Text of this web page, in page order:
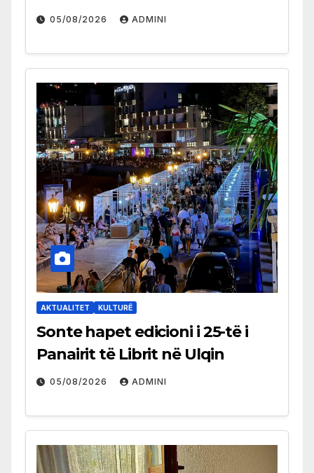
05/08/2026 ADMINI
AKTUALITET KULTURË
Sonte hapet edicioni i 25-të i
Panairit të Librit në Ulqin
05/08/2026 ADMINI